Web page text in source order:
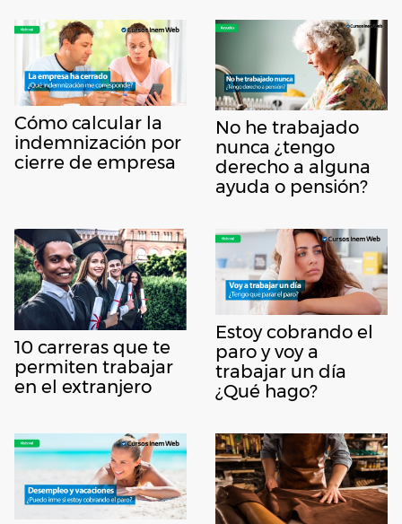
Cómo calcular la
indemnización por
cierre de empresa
No he trabajado
nunca ¿tengo
derecho a alguna
ayuda o pensión?
10 carreras que te
permiten trabajar
en el extranjero
Estoy cobrando el
paro y voy a
trabajar un día
¿Qué hago?